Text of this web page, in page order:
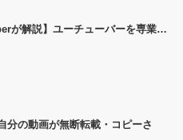
が解説】ユーチューバーを専業…
分の動画が無断転載・コピーさ